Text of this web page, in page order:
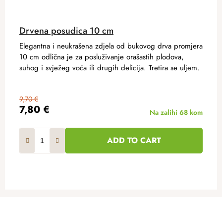
Drvena posudica 10 cm
7,80 €
9,70 €
Na zalihi 68 kom
ADD TO CART
Elegantna i neukrašena zdjela od bukovog drva promjera
10 cm odlična je za posluživanje orašastih plodova,
suhog i svježeg voća ili drugih delicija. Tretira se uljem.